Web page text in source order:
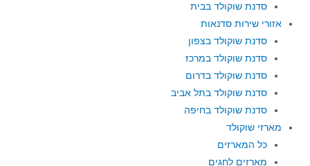
סדנת שוקולד בבית
אזורי שירות סדנאות
סדנת שוקולד בצפון
סדנת שוקולד במרכז
סדנת שוקולד בדרום
סדנת שוקולד בתל אביב
סדנת שוקולד בחיפה
מארזי שוקולד
כל המארזים
מארזים לחגים